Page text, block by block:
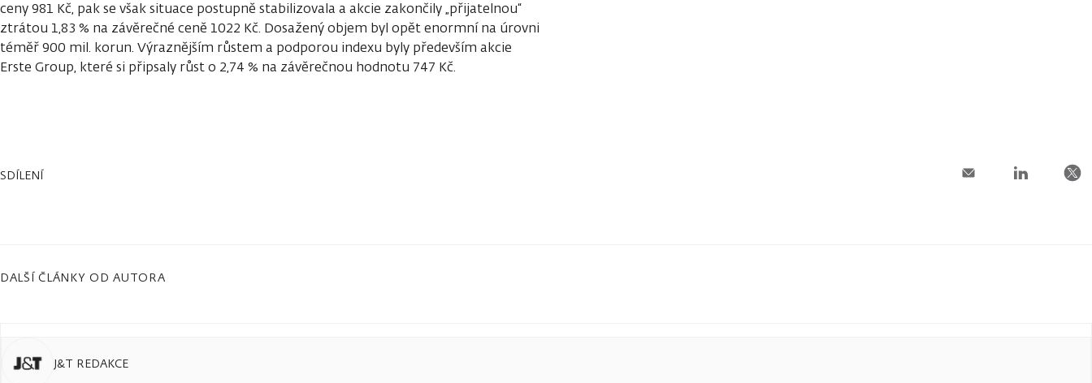
ceny 981 Kč, pak se však situace postupně stabilizovala a akcie zakončily „přijatelnou“
ztrátou 1,83 % na závěrečné ceně 1022 Kč. Dosažený objem byl opět enormní na úrovni
téměř 900 mil. korun. Výraznějším růstem a podporou indexu byly především akcie
Erste Group, které si připsaly růst o 2,74 % na závěrečnou hodnotu 747 Kč.
SDÍLENÍ
DALŠÍ ČLÁNKY OD AUTORA
J&T REDAKCE